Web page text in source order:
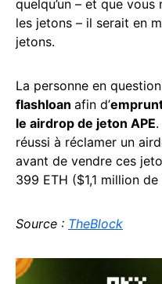
quelqu’un – et que vous
les jetons – il serait en
jetons.
La personne en
flashloan afin d’
le airdrop de jeton APE
réussi à réclamer un
avant de vendre ces
399 ETH ($1,1 million
Source : TheBlock